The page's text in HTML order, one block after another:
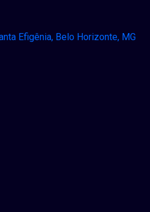
Efigênia, Belo Horizonte, MG